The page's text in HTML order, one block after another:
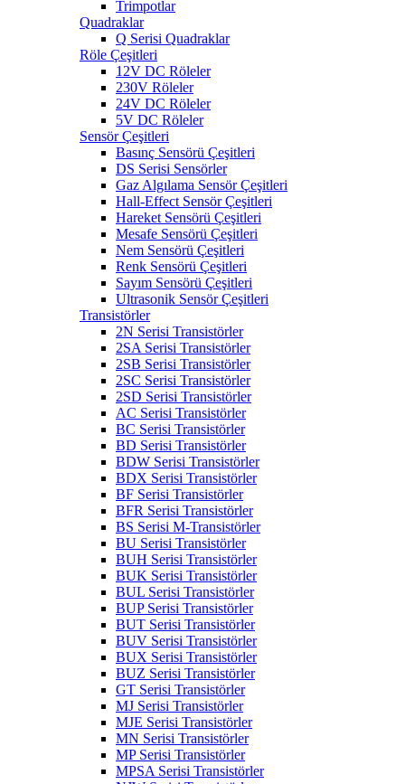
Trimpotlar
Quadraklar
Q Serisi Quadraklar
Röle Çeşitleri
12V DC Röleler
230V Röleler
24V DC Röleler
5V DC Röleler
Sensör Çeşitleri
Basınç Sensörü Çeşitleri
DS Serisi Sensörler
Gaz Algılama Sensör Çeşitleri
Hall-Effect Sensör Çeşitleri
Hareket Sensörü Çeşitleri
Mesafe Sensörü Çeşitleri
Nem Sensörü Çeşitleri
Renk Sensörü Çeşitleri
Sayım Sensörü Çeşitleri
Ultrasonik Sensör Çeşitleri
Transistörler
2N Serisi Transistörler
2SA Serisi Transistörler
2SB Serisi Transistörler
2SC Serisi Transistörler
2SD Serisi Transistörler
AC Serisi Transistörler
BC Serisi Transistörler
BD Serisi Transistörler
BDW Serisi Transistörler
BDX Serisi Transistörler
BF Serisi Transistörler
BFR Serisi Transistörler
BS Serisi M-Transistörler
BU Serisi Transistörler
BUH Serisi Transistörler
BUK Serisi Transistörler
BUL Serisi Transistörler
BUP Serisi Transistörler
BUT Serisi Transistörler
BUV Serisi Transistörler
BUX Serisi Transistörler
BUZ Serisi Transistörler
GT Serisi Transistörler
MJ Serisi Transistörler
MJE Serisi Transistörler
MN Serisi Transistörler
MP Serisi Transistörler
MPSA Serisi Transistörler